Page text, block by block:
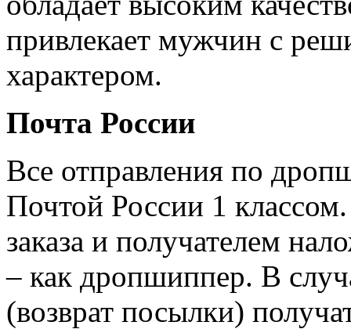
привлекает мужчин с
характером.
Почта России
Все отправления по
Почтой России 1
заказа и получателем
– как дропшиппер. В
(возврат посылки)